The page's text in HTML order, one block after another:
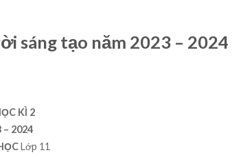
sáng tạo năm 2023 – 2024
KÌ 2
– 2024
Lớp 11